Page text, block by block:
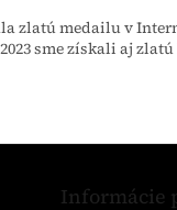
zlatú medailu v
sme získali aj
Informácie